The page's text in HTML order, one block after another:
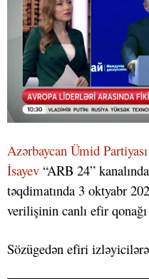
Azərbaycan Ümid Partiyası
İsayev “ARB 24”
təqdimatında 3 oktyabr
verilişinin canlı efir
Sözügedən efiri